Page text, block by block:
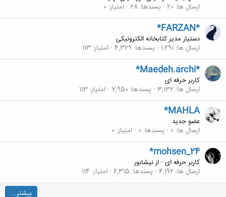
ارسال ها 20 پسندها 28 امتیاز 0
*FARZAN*
دستیار مدیر کتابخانه الکترونیکی
ارسال ها 1,291 پسندها 4,329 امتیاز 113
*Maedeh.archi*
کاربر حرفه ای
ارسال ها 3,132 پسندها 7,950 امتیاز 113
*MAHLA
عضو جدید
ارسال ها 0 پسندها 0 امتیاز 0
*mohsen_24
کاربر حرفه ای · ازنيشابور
ارسال ها 4,192 پسندها 6,315 امتیاز 114
بیشتر...